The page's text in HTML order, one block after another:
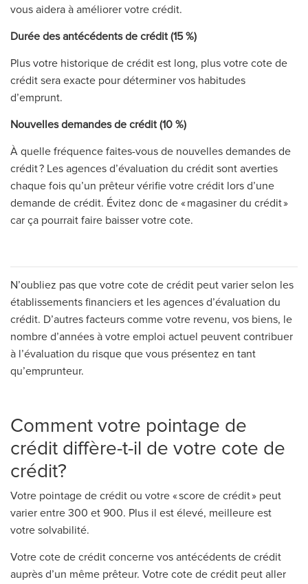
vous aidera à améliorer votre crédit.
Durée des antécédents de crédit (15 %)
Plus votre historique de crédit est long, plus votre cote de
crédit sera exacte pour déterminer vos habitudes
d’emprunt.
Nouvelles demandes de crédit (10 %)
À quelle fréquence faites-vous de nouvelles demandes de
crédit ? Les agences d’évaluation du crédit sont averties
chaque fois qu’un prêteur vérifie votre crédit lors d’une
demande de crédit. Évitez donc de « magasiner du crédit »
car ça pourrait faire baisser votre cote.
N’oubliez pas que votre cote de crédit peut varier selon les
établissements financiers et les agences d’évaluation du
crédit. D’autres facteurs comme votre revenu, vos biens, le
nombre d’années à votre emploi actuel peuvent contribuer
à l’évaluation du risque que vous présentez en tant
qu’emprunteur.
Comment votre pointage de
crédit diffère-t-il de votre cote de
crédit?
Votre pointage de crédit ou votre « score de crédit » peut
varier entre 300 et 900. Plus il est élevé, meilleure est
votre solvabilité.
Votre cote de crédit concerne vos antécédents de crédit
auprès d’un même prêteur. Votre cote de crédit peut aller